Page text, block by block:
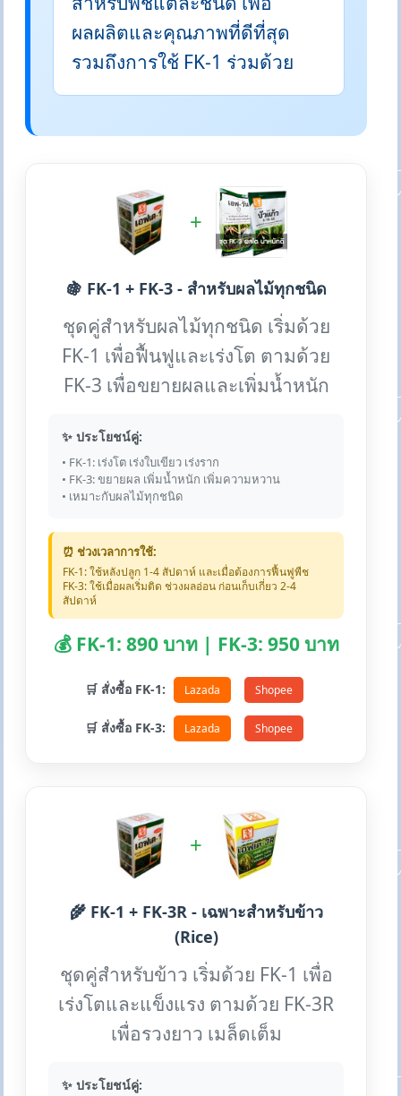
ผลผลิตและคุณภาพที่ดีที่สุด
รวมถึงการใช้ FK-1 ร่วมด้วย
+
🍇 FK-1 + FK-3 - สำหรับผลไม้ทุกชนิด
ชุดคู่สำหรับผลไม้ทุกชนิด เริ่มด้วย
FK-1 เพื่อฟื้นฟูและเร่งโต ตามด้วย
FK-3 เพื่อขยายผลและเพิ่มน้ำหนัก
✨ ประโยชน์คู่:
• FK-1: เร่งโต เร่งใบเขียว เร่งราก
• FK-3: ขยายผล เพิ่มน้ำหนัก เพิ่มความหวาน
• เหมาะกับผลไม้ทุกชนิด
⏰ ช่วงเวลาการใช้:
FK-1: ใช้หลังปลูก 1-4 สัปดาห์ และเมื่อต้องการฟื้นฟูพืช
FK-3: ใช้เมื่อผลเริ่มติด ช่วงผลอ่อน ก่อนเก็บเกี่ยว 2-4
สัปดาห์
💰 FK-1: 890 บาท | FK-3: 950 บาท
🛒 สั่งซื้อ FK-1: Lazada Shopee
🛒 สั่งซื้อ FK-3: Lazada Shopee
+
🌾 FK-1 + FK-3R - เฉพาะสำหรับข้าว
(Rice)
ชุดคู่สำหรับข้าว เริ่มด้วย FK-1 เพื่อ
เร่งโตและแข็งแรง ตามด้วย FK-3R
เพื่อรวงยาว เมล็ดเต็ม
✨ ประโยชน์คู่: